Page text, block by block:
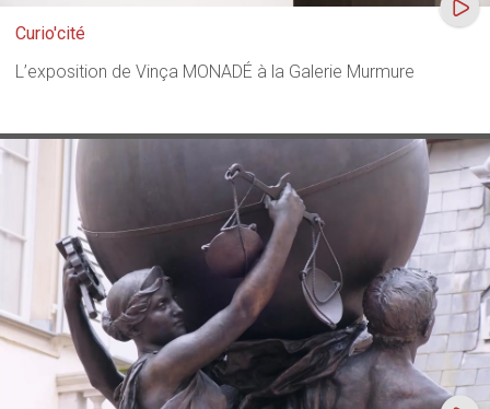
Curio'cité
L’exposition de Vinça MONADÉ à la Galerie Murmure